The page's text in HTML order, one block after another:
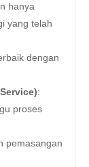
hanya
yang telah
dengan
:
proses
pemasangan